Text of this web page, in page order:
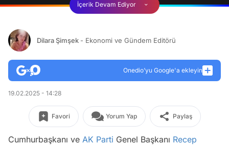
İçerik Devam Ediyor
Dilara Şimşek - Ekonomi ve Gündem Editörü
Onedio’yu Google'a ekleyin
19.02.2025 - 14:28
Favori Yorum Yap Paylaş
Cumhurbaşkanı ve AK Parti Genel Başkanı Recep